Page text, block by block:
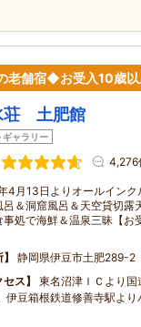
老舗宿◆お受入10歳
荘 土肥館
ギャラリー
4,276
4月13日よりオールイン
呂＆洞窟風呂＆天空貸切露
事処で海鮮＆温泉三昧【お
静岡県伊豆市土肥289-2
セス
東名沼津ＩＣより
伊豆箱根鉄道修善寺駅よ